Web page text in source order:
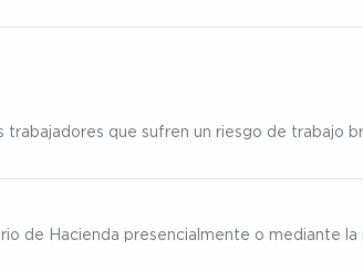
que sufren un riesgo de trabajo
de Hacienda presencialmente o mediante